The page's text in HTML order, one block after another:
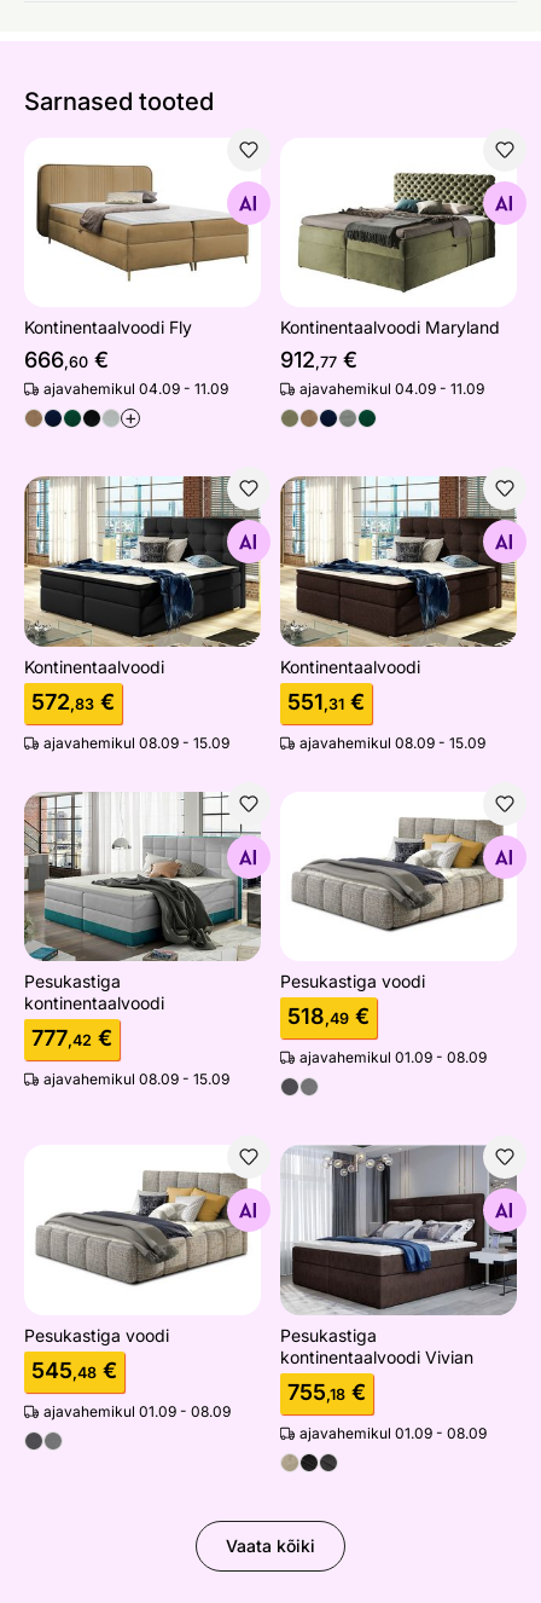
Sarnased tooted
Kontinentaalvoodi Fly
Otsi sarnaseid
Kontinentaalvoodi Fly
666,60 €
ajavahemikul 04.09 - 11.09
+
Kontinentaalvoodi Maryland
Otsi sarnaseid
Kontinentaalvoodi Maryland
912,77 €
ajavahemikul 04.09 - 11.09
Kontinentaalvoodi
Otsi sarnaseid
Kontinentaalvoodi
572,83 €
ajavahemikul 08.09 - 15.09
Kontinentaalvoodi
Otsi sarnaseid
Kontinentaalvoodi
551,31 €
ajavahemikul 08.09 - 15.09
Pesukastiga kontinentaalvoodi
Otsi sarnaseid
Pesukastiga
kontinentaalvoodi
777,42 €
ajavahemikul 08.09 - 15.09
Pesukastiga voodi
Otsi sarnaseid
Pesukastiga voodi
518,49 €
ajavahemikul 01.09 - 08.09
Pesukastiga voodi
Otsi sarnaseid
Pesukastiga voodi
545,48 €
ajavahemikul 01.09 - 08.09
Pesukastiga
Otsi sarnaseid
Pesukastiga
kontinentaalvoodi Vivian
755,18 €
ajavahemikul 01.09 - 08.09
Vaata kõiki